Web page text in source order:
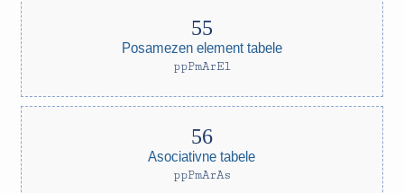
Posamezen element tabele
ppPmArEl
Asociativne tabele
ppPmArAs